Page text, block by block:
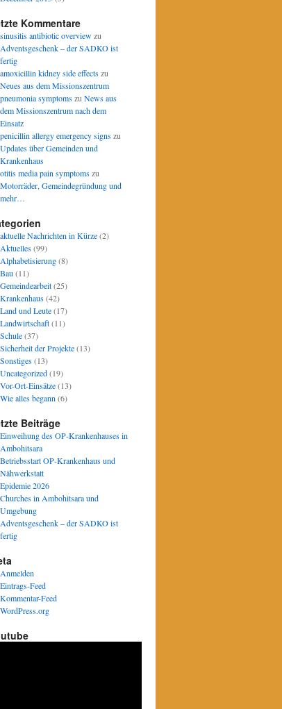
Kommentare
sinusitis antibiotic overviewzu
Adventsgeschenk – der SADKO ist
fertig
amoxicillin kidney side effectszu
Neues aus dem Missionszentrum
pneumonia symptomszu News aus
dem Missionszentrum nach dem
Einsatz
penicillin allergy emergency signszu
Updates über Gemeinden und
Krankenhaus
otitis media pain symptomszu
Motorräder, Gemeindegründung und
mehr…
aktuelle Nachrichten in Kürze(2)
Aktuelles(99)
Alphabetisierung(8)
Bau (11)
Gemeindearbeit(25)
Krankenhaus(42)
Land und Leute(17)
Landwirtschaft(11)
Schule(37)
Sicherheit der Projekte(13)
Sonstiges(13)
Uncategorized(19)
Vor-Ort-Einsätze(13)
Wie alles begann (6)
Beiträge
Einweihung des OP-Krankenhauses in
Ambohitsara
Betriebsstart OP-Krankenhaus und
Nähwerkstatt
Epidemie 2026
Churches in Ambohitsara und
Umgebung
Adventsgeschenk – der SADKO ist
fertig
Anmelden
Eintrags-Feed
Kommentar-Feed
WordPress.org